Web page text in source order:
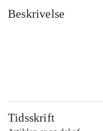
Beskrivelse
Tidsskrift